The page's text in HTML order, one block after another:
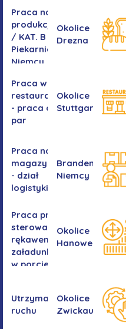
Praca na
produkcji
/ KAT. B -
Piekarnia
Niemcy
Okolice
Drezna
Praca w
restauracji
- praca dla
par
Okolice
Stuttgartu
Praca na
magazynie
- dział
logistyki
Brandenburgia,
Niemcy
Praca przy
sterowaniu
rękawem
załadunkowym
w porcie
Okolice
Hanower
Utrzymanie
ruchu
Okolice
Zwickau